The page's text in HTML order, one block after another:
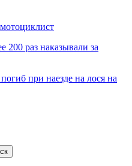
200 раз наказывали за
при наезде на лося на